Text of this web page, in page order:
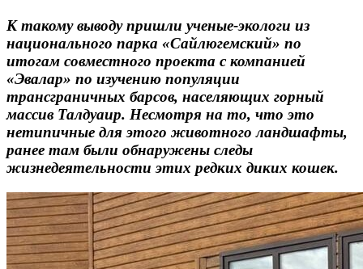
К такому выводу пришли ученые-экологи из
национального парка «Сайлюгемский» по
итогам совместного проекта с компанией
«Эвалар» по изучению популяции
трансграничных барсов, населяющих горный
массив Талдуаир. Несмотря на то, что это
нетипичные для этого животного ландшафты,
ранее там были обнаружены следы
жизнедеятельности этих редких диких кошек.